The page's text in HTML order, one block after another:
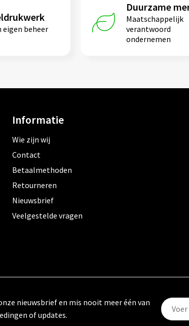
eigen beheer
Duurzame
Maatschappelijk
verantwoord
ondernemen
Informatie
Wie zijn wij
Contact
Betaalmethoden
Retourneren
Nieuwsbrief
Veelgestelde vragen
nieuwsbrief en mis nooit meer één van
of updates.